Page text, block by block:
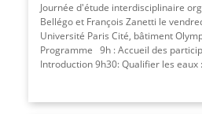
Journée d'étude interdisciplinaire
Bellégo et François Zanetti le
Université Paris Cité, bâtiment
Programme 9h : Accueil des
Introduction 9h30: Qualifier les eaux